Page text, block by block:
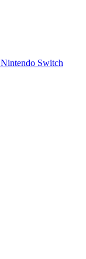
Nintendo Switch